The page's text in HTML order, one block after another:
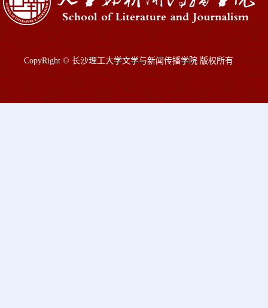
CopyRight © 长沙理工大学文学与新闻传播学院 版权所有